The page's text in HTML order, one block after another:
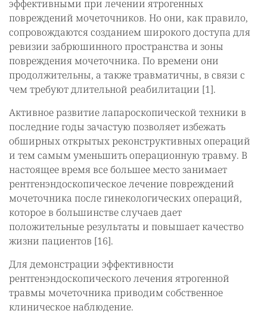
эффективными при лечении ятрогенных
повреждений мочеточников. Но они, как правило,
сопровождаются созданием широкого доступа для
ревизии забрюшинного пространства и зоны
повреждения мочеточника. По времени они
продолжительны, а также травматичны, в связи с
чем требуют длительной реабилитации [1].
Активное развитие лапароскопической техники в
последние годы зачастую позволяет избежать
обширных открытых реконструктивных операций
и тем самым уменьшить операционную травму. В
настоящее время все большее место занимает
рентгенэндоскопическое лечение повреждений
мочеточника после гинекологических операций,
которое в большинстве случаев дает
положительные результаты и повышает качество
жизни пациентов [16].
Для демонстрации эффективности
рентгенэндоскопического лечения ятрогенной
травмы мочеточника приводим собственное
клиническое наблюдение.